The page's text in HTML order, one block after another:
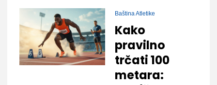
Baština Atletike
Kako
pravilno
trčati 100
metara: